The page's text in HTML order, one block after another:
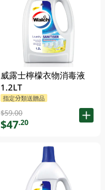
威露士檸檬衣物消毒液
1.2LT
指定分類送贈品
$59.00
$47.20